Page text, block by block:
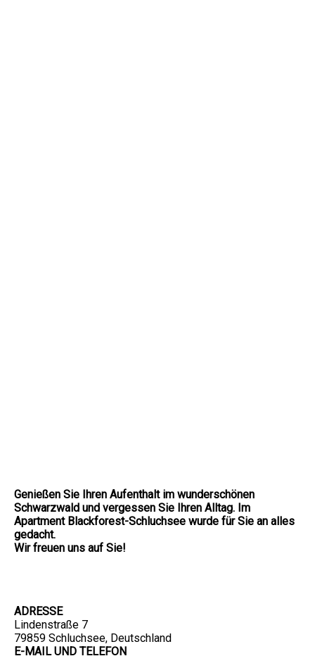
Genießen Sie Ihren Aufenthalt im wunderschönen
Schwarzwald und vergessen Sie Ihren Alltag. Im
Apartment Blackforest-Schluchsee wurde für Sie an alles
gedacht.
Wir freuen uns auf Sie!
ADRESSE
Lindenstraße 7
79859 Schluchsee, Deutschland
E-MAIL UND TELEFON